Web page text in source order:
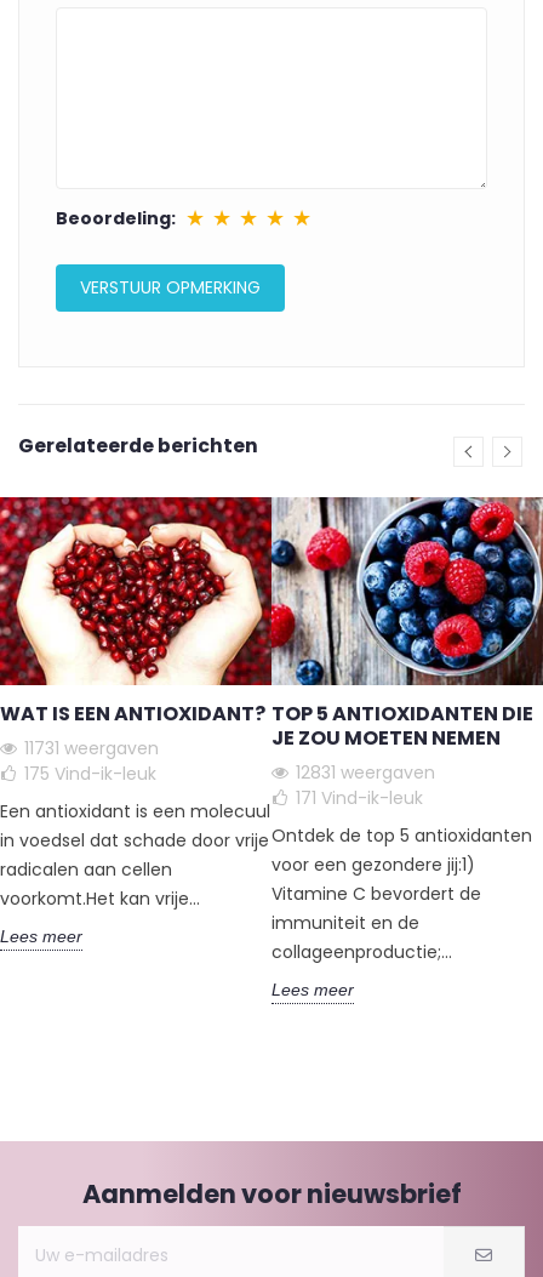
Beoordeling: ★ ★ ★ ★ ★
Gerelateerde berichten
WAT IS EEN ANTIOXIDANT?
11731 weergaven
175 Vind-ik-leuk
Een antioxidant is een molecuul
in voedsel dat schade door vrije
radicalen aan cellen
voorkomt.Het kan vrije...
Lees meer
TOP 5 ANTIOXIDANTEN DIE
JE ZOU MOETEN NEMEN
12831 weergaven
171 Vind-ik-leuk
Ontdek de top 5 antioxidanten
voor een gezondere jij:1)
Vitamine C bevordert de
immuniteit en de
collageenproductie;...
Lees meer
Aanmelden voor nieuwsbrief